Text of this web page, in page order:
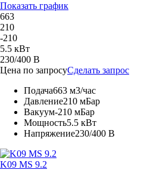
Показать график
663
210
-210
5.5 кВт
230/400 В
Цена по запросуСделать запрос
Подача663 м3/час
Давление210 мБар
Вакуум-210 мБар
Мощность5.5 кВт
Напряжение230/400 В
K09 MS 9.2